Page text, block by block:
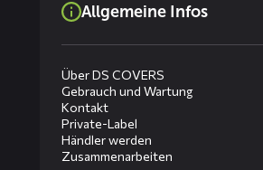
Allgemeine Infos
Über DS COVERS
Gebrauch und Wartung
Kontakt
Private-Label
Händler werden
Zusammenarbeiten